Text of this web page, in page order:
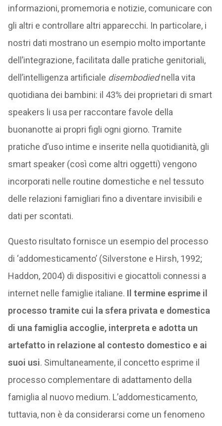
informazioni, promemoria e notizie, comunicare con
gli altri e controllare altri apparecchi. In particolare, i
nostri dati mostrano un esempio molto importante
dell’integrazione, facilitata dalle pratiche genitoriali,
dell’intelligenza artificiale disembodiednella vita
quotidiana dei bambini: il 43% dei proprietari di smart
speakers li usa per raccontare favole della
buonanotte ai propri figli ogni giorno. Tramite
pratiche d’uso intime e inserite nella quotidianità, gli
smart speaker (così come altri oggetti) vengono
incorporati nelle routine domestiche e nel tessuto
delle relazioni famigliari fino a diventare invisibili e
dati per scontati.
Questo risultato fornisce un esempio del processo
di ‘addomesticamento’ (Silverstone e Hirsh, 1992;
Haddon, 2004) di dispositivi e giocattoli connessi a
internet nelle famiglie italiane. Il termine esprime il
processo tramite cui la sfera privata e domestica
di una famiglia accoglie, interpreta e adotta un
artefatto in relazione al contesto domestico e ai
suoi usi. Simultaneamente, il concetto esprime il
processo complementare di adattamento della
famiglia al nuovo medium. L’addomesticamento,
tuttavia, non è da considerarsi come un fenomeno